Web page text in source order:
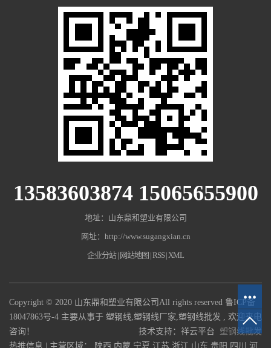
13583603874 15065655900
地址：山东鼎和塑业有限公司
网址：http://www.sugangxian.cn
企业分站| 网站地图 |RSS|XML
Copyright © 2020 山东鼎和塑业有限公司All rights reserved 鲁ICP备
18047863号-4 主要从事于 塑钢线,塑钢线厂家,塑钢线批发 , 欢迎来电
咨询！
技术支持：祥云平台 塑钢线批发
热推信息
| 主营区域： 陕西 内蒙 宁夏 江苏 浙江 山东 贵阳 四川 河